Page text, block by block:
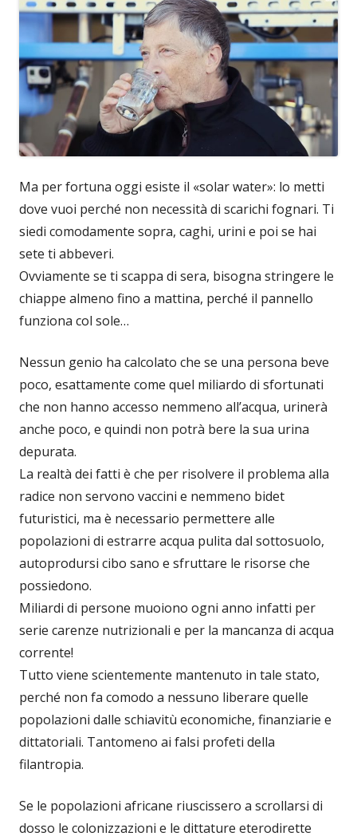
Ma per fortuna oggi esiste il «solar water»: lo metti
dove vuoi perché non necessità di scarichi fognari. Ti
siedi comodamente sopra, caghi, urini e poi se hai
sete ti abbeveri.
Ovviamente se ti scappa di sera, bisogna stringere le
chiappe almeno fino a mattina, perché il pannello
funziona col sole…
Nessun genio ha calcolato che se una persona beve
poco, esattamente come quel miliardo di sfortunati
che non hanno accesso nemmeno all’acqua, urinerà
anche poco, e quindi non potrà bere la sua urina
depurata.
La realtà dei fatti è che per risolvere il problema alla
radice non servono vaccini e nemmeno bidet
futuristici, ma è necessario permettere alle
popolazioni di estrarre acqua pulita dal sottosuolo,
autoprodursi cibo sano e sfruttare le risorse che
possiedono.
Miliardi di persone muoiono ogni anno infatti per
serie carenze nutrizionali e per la mancanza di acqua
corrente!
Tutto viene scientemente mantenuto in tale stato,
perché non fa comodo a nessuno liberare quelle
popolazioni dalle schiavitù economiche, finanziarie e
dittatoriali. Tantomeno ai falsi profeti della
filantropia.
Se le popolazioni africane riuscissero a scrollarsi di
dosso le colonizzazioni e le dittature eterodirette